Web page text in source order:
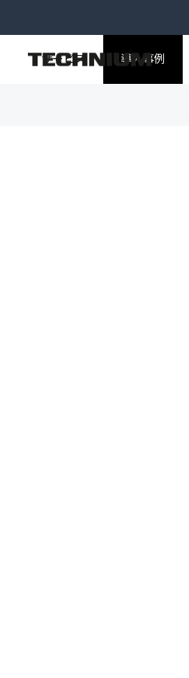
サービス 導入事例